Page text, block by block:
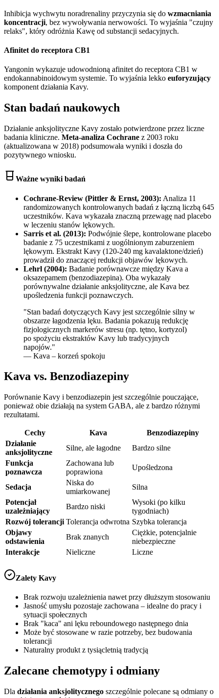
Inhibicja wychwytu noradrenaliny przyczynia się do wzmacniania
koncentracji, bez wywoływania nerwowości. To wyjaśnia "czujny
relaks", który odróżnia Kawę od substancji sedacyjnych.
Afinitet do receptora CB1
Yangonin wykazuje udowodnioną afinitet do receptora CB1 w
endokannabinoidowym systemie. To wyjaśnia lekko euforyzujący
komponent działania Kavy.
Stan badań naukowych
Działanie anksjolityczne Kavy zostało potwierdzone przez liczne
badania kliniczne. Meta-analiza Cochrane z 2003 roku
(aktualizowana w 2018) podsumowała wyniki i doszła do
pozytywnego wniosku.
Ważne wyniki badań
Cochrane-Review (Pittler & Ernst, 2003): Analiza 11
randomizowanych kontrolowanych badań z łączną liczbą 645
uczestników. Kava wykazała znaczną przewagę nad placebo
w leczeniu stanów lękowych.
Sarris et al. (2013): Podwójnie ślepe, kontrolowane placebo
badanie z 75 uczestnikami z uogólnionym zaburzeniem
lękowym. Ekstrakt Kavy (120-240 mg kavalaktone/dzień)
prowadził do znaczącej redukcji objawów lękowych.
Lehrl (2004): Badanie porównawcze między Kava a
oksazepamem (benzodiazepina). Oba wykazały
porównywalne działanie anksjolityczne, ale Kava bez
upośledzenia funkcji poznawczych.
"Stan badań dotyczących Kavy jest szczególnie silny w
obszarze łagodzenia lęku. Badania pokazują redukcję
fizjologicznych markerów stresu (np. tętno, kortyzol)
po spożyciu ekstraktów Kavy lub tradycyjnych
napojów."
— Kava – korzeń spokoju
Kava vs. Benzodiazepiny
Porównanie Kavy i benzodiazepin jest szczególnie pouczające,
ponieważ obie działają na system GABA, ale z bardzo różnymi
rezultatami.
Cechy Kava
Benzodiazepiny
Działanie
anksjolityczne
Silne, ale łagodne
Bardzo silne
Funkcja
poznawcza
Zachowana lub
poprawiona
Upośledzona
Sedacja
Niska do
umiarkowanej
Silna
Potencjał
uzależniający
Bardzo niski
Wysoki (po kilku
tygodniach)
Rozwój tolerancji Tolerancja odwrotna Szybka tolerancja
Objawy
odstawienia
Brak znanych
Ciężkie, potencjalnie
niebezpieczne
Interakcje
Nieliczne Liczne
Zalety Kavy
Brak rozwoju uzależnienia nawet przy dłuższym stosowaniu
Jasność umysłu pozostaje zachowana – idealne do pracy i
sytuacji społecznych
Brak "kaca" ani lęku reboundowego następnego dnia
Może być stosowane w razie potrzeby, bez budowania
tolerancji
Naturalny produkt z tysiącletnią tradycją
Zalecane chemotypy i odmiany
Dla działania anksjolitycznego szczególnie polecane są odmiany o